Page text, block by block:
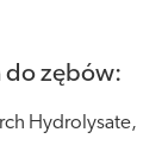
do zębów:
Hydrolysate,